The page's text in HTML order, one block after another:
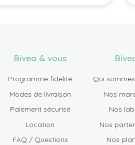
Bivea & vous
Programme fidélité
Modes de livraison
Paiement sécurisé
Location
FAQ / Questions
Qui
Nos
Nos
Nos
Nos